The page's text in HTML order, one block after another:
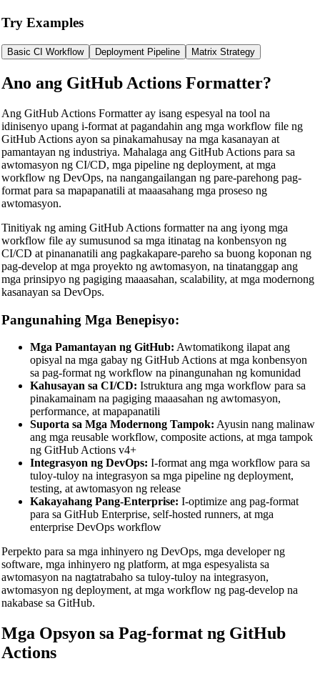
📝Code Formatters & Beautifiers
Try Examples
Basic CI Workflow Deployment Pipeline Matrix Strategy
Ano ang GitHub Actions Formatter?
Ang GitHub Actions Formatter ay isang espesyal na tool na
idinisenyo upang i-format at pagandahin ang mga workflow file ng
GitHub Actions ayon sa pinakamahusay na mga kasanayan at
pamantayan ng industriya. Mahalaga ang GitHub Actions para sa
awtomasyon ng CI/CD, mga pipeline ng deployment, at mga
workflow ng DevOps, na nangangailangan ng pare-parehong pag-
format para sa mapapanatili at maaasahang mga proseso ng
awtomasyon.
Tinitiyak ng aming GitHub Actions formatter na ang iyong mga
workflow file ay sumusunod sa mga itinatag na konbensyon ng
CI/CD at pinananatili ang pagkakapare-pareho sa buong koponan ng
pag-develop at mga proyekto ng awtomasyon, na tinatanggap ang
mga prinsipyo ng pagiging maaasahan, scalability, at mga modernong
kasanayan sa DevOps.
Pangunahing Mga Benepisyo:
Mga Pamantayan ng GitHub: Awtomatikong ilapat ang
opisyal na mga gabay ng GitHub Actions at mga konbensyon
sa pag-format ng workflow na pinangunahan ng komunidad
Kahusayan sa CI/CD: Istruktura ang mga workflow para sa
pinakamainam na pagiging maaasahan ng awtomasyon,
performance, at mapapanatili
Suporta sa Mga Modernong Tampok: Ayusin nang malinaw
ang mga reusable workflow, composite actions, at mga tampok
ng GitHub Actions v4+
Integrasyon ng DevOps: I-format ang mga workflow para sa
tuloy-tuloy na integrasyon sa mga pipeline ng deployment,
testing, at awtomasyon ng release
Kakayahang Pang-Enterprise: I-optimize ang pag-format
para sa GitHub Enterprise, self-hosted runners, at mga
enterprise DevOps workflow
Perpekto para sa mga inhinyero ng DevOps, mga developer ng
software, mga inhinyero ng platform, at mga espesyalista sa
awtomasyon na nagtatrabaho sa tuloy-tuloy na integrasyon,
awtomasyon ng deployment, at mga workflow ng pag-develop na
nakabase sa GitHub.
Mga Opsyon sa Pag-format ng GitHub
Actions